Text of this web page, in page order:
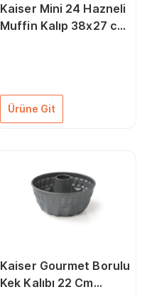
Kaiser Mini 24 Hazneli
Muffin Kalıp 38x27 cm
Ürüne Git
Kaiser Gourmet Borulu
Kek Kalıbı 22 Cm